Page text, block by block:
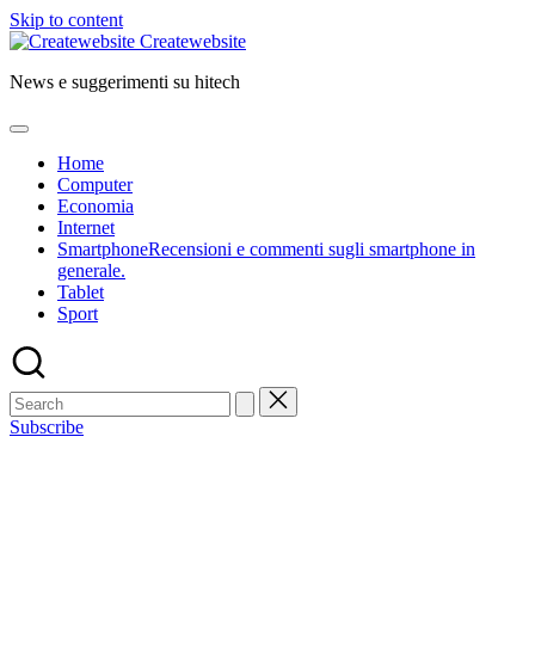
Skip to content
Createwebsite
News e suggerimenti su hitech
Home
Computer
Economia
Internet
SmartphoneRecensioni e commenti sugli smartphone in
generale.
Tablet
Sport
Subscribe